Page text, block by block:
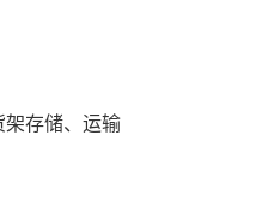
存储、运输